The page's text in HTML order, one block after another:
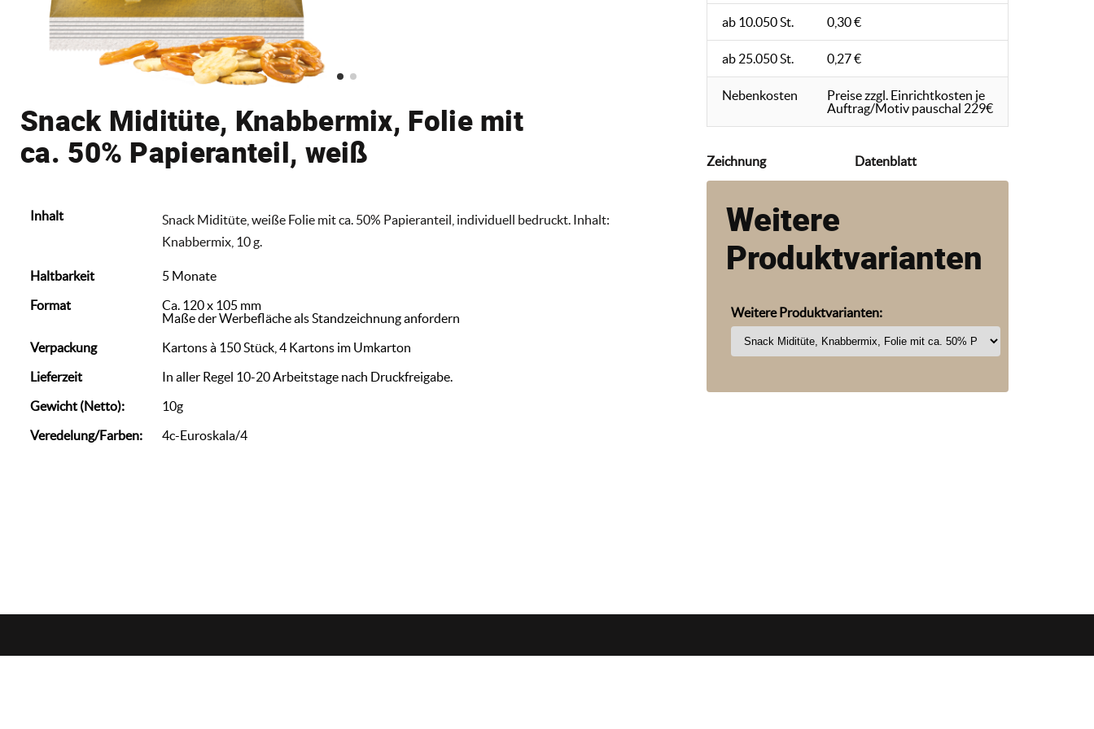
Snack Miditüte, Knabbermix, Folie mit
ca. 50% Papieranteil, weiß
Inhalt
Snack Miditüte, weiße Folie mit ca. 50% Papieranteil, individuell bedruckt. Inhalt:
Knabbermix, 10 g.
Haltbarkeit
5 Monate
Format
Ca. 120 x 105 mm
Maße der Werbefläche als Standzeichnung anfordern
Verpackung
Kartons à 150 Stück, 4 Kartons im Umkarton
Lieferzeit
In aller Regel 10-20 Arbeitstage nach Druckfreigabe.
Gewicht (Netto):
10g
Veredelung/Farben:
4c-Euroskala/4
ab 10.050 St. 0,30 €
ab 25.050 St. 0,27 €
Nebenkosten
Preise zzgl. Einrichtkosten je
Auftrag/Motiv pauschal 229€
Zeichnung Datenblatt
Weitere
Produktvarianten
Weitere Produktvarianten: